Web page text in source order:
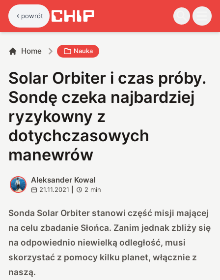
powrót
Home Nauka
Solar Orbiter i czas próby.
Sondę czeka najbardziej
ryzykowny z
dotychczasowych
manewrów
A
Aleksander Kowal
21.11.2021 2 min
Sonda Solar Orbiter stanowi część misji mającej
na celu zbadanie Słońca. Zanim jednak zbliży się
na odpowiednio niewielką odległość, musi
skorzystać z pomocy kilku planet, włącznie z
naszą.